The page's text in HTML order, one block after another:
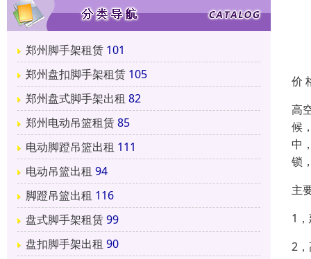
郑州脚手架租赁 101
郑州盘扣脚手架租赁 105
郑州盘式脚手架出租 82
郑州电动吊篮租赁85
电动脚蹬吊篮出租 111
电动吊篮出租 94
脚蹬吊篮出租 116
盘式脚手架租赁99
盘扣脚手架出租 90
价
高
候
中
锁
主
1
2